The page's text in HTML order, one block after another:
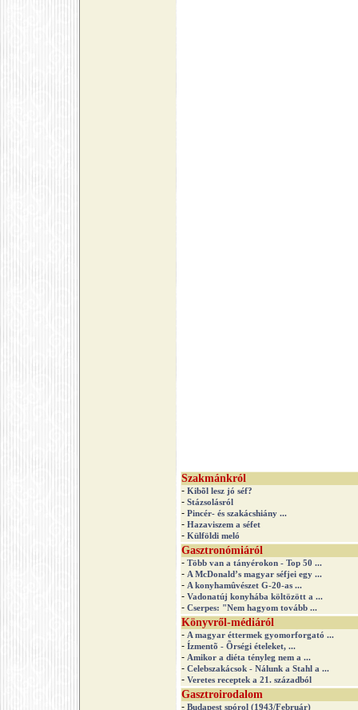
Szakmánkról
- Kibõl lesz jó séf?
- Stázsolásról
- Pincér- és szakácshiány ...
- Hazaviszem a séfet
- Külföldi meló
Gasztronómiáról
- Több van a tányérokon - Top 50 ...
- A McDonald’s magyar séfjei egy ...
- A konyhamûvészet G-20-as ...
- Vadonatúj konyhába költözött a ...
- Cserpes: "Nem hagyom tovább ...
Könyvről-médiáról
- A magyar éttermek gyomorforgató ...
- Ízmentõ - Õrségi ételeket, ...
- Amikor a diéta tényleg nem a ...
- Celebszakácsok - Nálunk a Stahl a ...
- Veretes receptek a 21. századból
Gasztroirodalom
- Budapest spórol (1943/Február)